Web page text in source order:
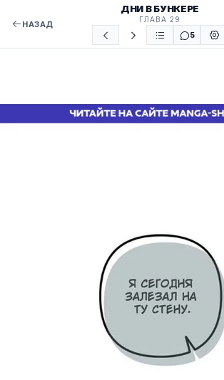
НАЗАД
ДНИ В БУНКЕРЕ
ГЛАВА 29
5